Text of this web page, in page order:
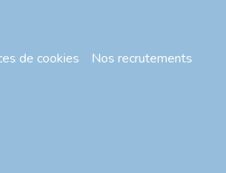
de cookies
Nos recrutements